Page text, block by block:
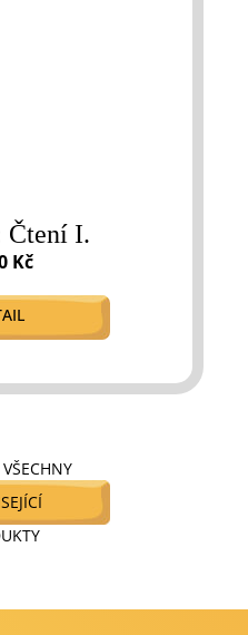
I.
Kč